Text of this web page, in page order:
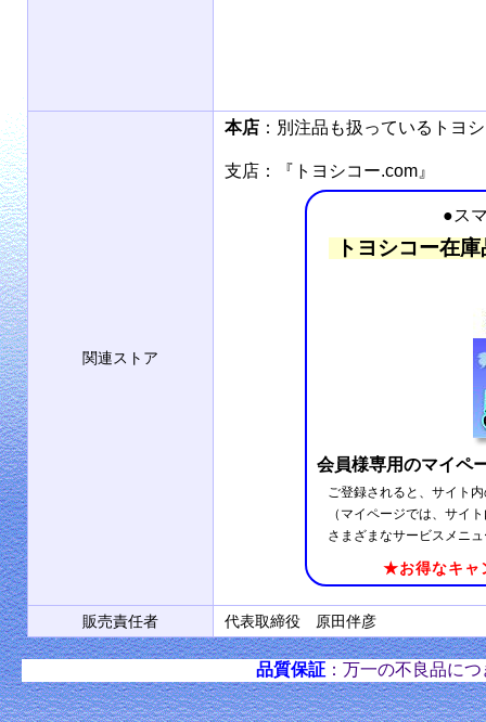
関連ストア
本店 ：別注品も扱っているト
支店：『トヨシコー.com』
●ス
トヨシコー在
会員様専用のマイペ
ご登録されると、サイト
（マイページでは、サイ
さまざまなサービスメニ
★お得なキャ
販売責任者 代表取締役 原田伴彦
品質保証 ：万一の不良品に